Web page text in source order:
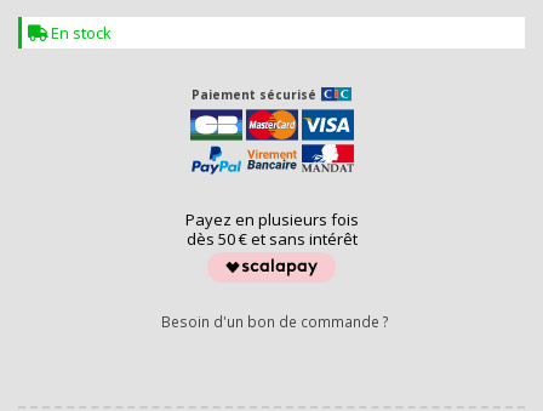
En stock
Paiement sécurisé
Payez en plusieurs fois
dès 50 € et sans intérêt
Besoin d'un bon de commande ?